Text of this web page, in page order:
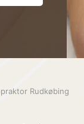
Rudkøbing